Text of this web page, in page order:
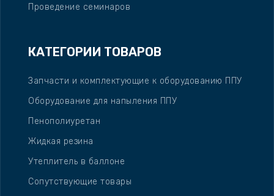
Проведение семинаров
КАТЕГОРИИ ТОВАРОВ
Запчасти и комплектующие к оборудованию ППУ
Оборудование для напыления ППУ
Пенополиуретан
Жидкая резина
Утеплитель в баллоне
Сопутствующие товары